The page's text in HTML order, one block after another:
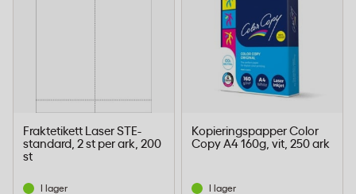
Fraktetikett Laser STE-
standard, 2 st per ark, 200
st
I lager
Kopieringspapper Color
Copy A4 160g, vit, 250 ark
I lager